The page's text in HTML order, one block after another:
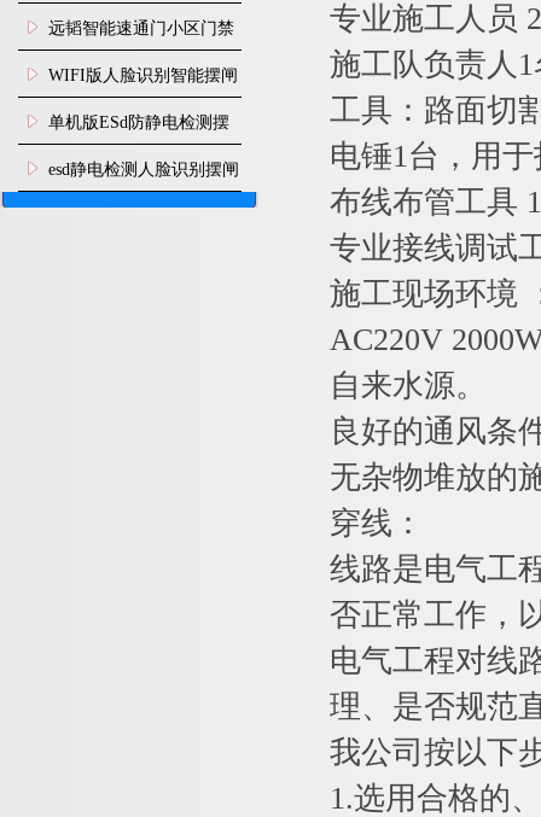
脸识别快速通道闸
远韬智能速通门小区门禁
闸机食堂消费摆闸
WIFI版人脸识别智能摆闸
机
单机版ESd防静电检测摆
闸机
esd静电检测人脸识别摆闸
安装
专业施工人员
施工队负责人
工具：路面切
电锤1台，用
布线布管工具
专业接线调试
施工现场环境
AC220V
自来水源。
良好的通风条
无杂物堆放的
穿线：
线路是电气工
否正常工作，
电气工程对线
理、是否规范
我公司按以下
1.选用合格的